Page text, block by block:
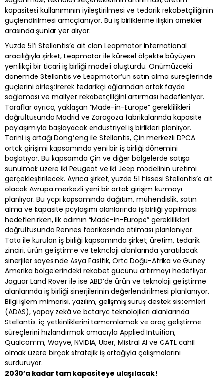
kapasitesi kullanımının iyileştirilmesi ve tedarik rekabetçiliğinin
güçlendirilmesi amaçlanıyor. Bu iş birliklerine ilişkin örnekler
arasında şunlar yer alıyor:
Yüzde 51’i Stellantis’e ait olan Leapmotor International
aracılığıyla şirket, Leapmotor ile küresel ölçekte büyüyen
yenilikçi bir ticari iş birliği modeli oluşturdu. Önümüzdeki
dönemde Stellantis ve Leapmotor’un satın alma süreçlerinde
güçlerini birleştirerek tedarikçi ağlarından ortak fayda
sağlaması ve maliyet rekabetçiliğini artırması hedefleniyor.
Taraflar ayrıca, yaklaşan “Made-in-Europe” gereklilikleri
doğrultusunda Madrid ve Zaragoza fabrikalarında kapasite
paylaşımıyla başlayacak endüstriyel iş birlikleri planlıyor.
Tarihi iş ortağı Dongfeng ile Stellantis, Çin merkezli DPCA
ortak girişimi kapsamında yeni bir iş birliği dönemini
başlatıyor. Bu kapsamda Çin ve diğer bölgelerde satışa
sunulmak üzere iki Peugeot ve iki Jeep modelinin üretimi
gerçekleştirilecek. Ayrıca şirket, yüzde 51 hissesi Stellantis’e ait
olacak Avrupa merkezli yeni bir ortak girişim kurmayı
planlıyor. Bu yapı kapsamında dağıtım, mühendislik, satın
alma ve kapasite paylaşımı alanlarında iş birliği yapılması
hedeflenirken, ilk adımın “Made-in-Europe” gereklilikleri
doğrultusunda Rennes fabrikasında atılması planlanıyor.
Tata ile kurulan iş birliği kapsamında şirket; üretim, tedarik
zinciri, ürün geliştirme ve teknoloji alanlarında yaratılacak
sinerjiler sayesinde Asya Pasifik, Orta Doğu-Afrika ve Güney
Amerika bölgelerindeki rekabet gücünü artırmayı hedefliyor.
Jaguar Land Rover ile ise ABD’de ürün ve teknoloji geliştirme
alanlarında iş birliği sinerjilerinin değerlendirilmesi planlanıyor.
Bilgi işlem mimarisi, yazılım, gelişmiş sürüş destek sistemleri
(ADAS), yapay zekâ ve batarya teknolojileri alanlarında
Stellantis; iç yetkinliklerini tamamlamak ve araç geliştirme
süreçlerini hızlandırmak amacıyla Applied Intuition,
Qualcomm, Wayve, NVIDIA, Uber, Mistral AI ve CATL dahil
olmak üzere birçok stratejik iş ortağıyla çalışmalarını
sürdürüyor.
2030’a kadar tam kapasiteye ulaşılacak!